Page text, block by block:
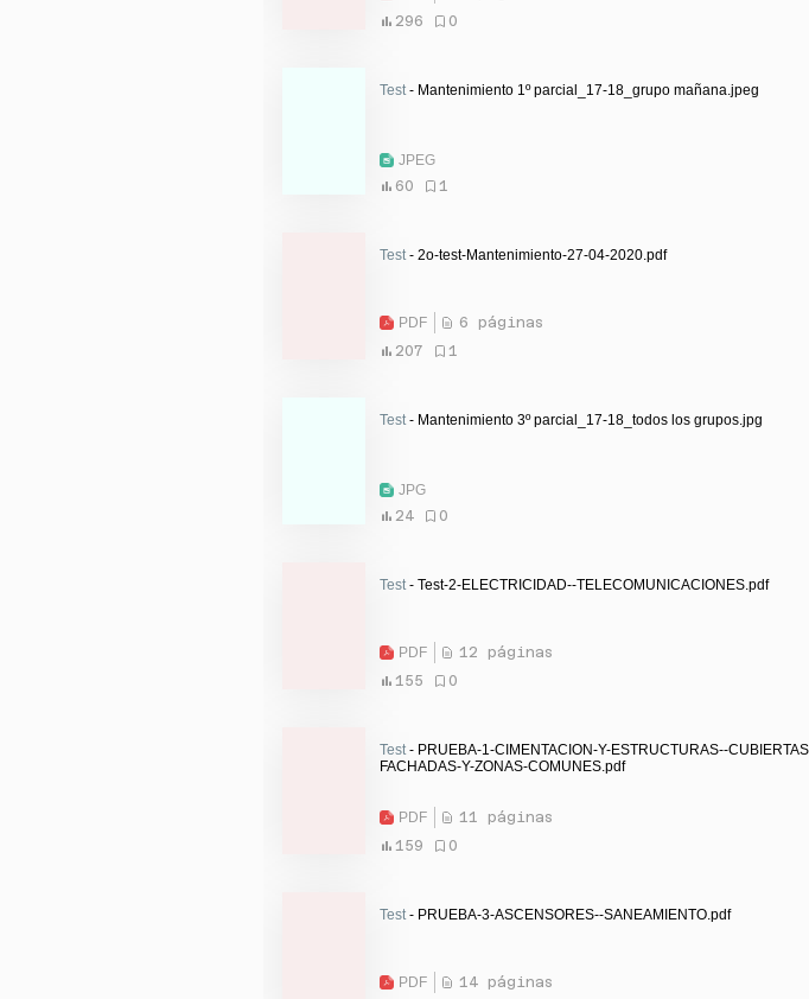
296
0
Test - Mantenimiento 1º parcial_17-18_grupo mañana.jpeg
JPEG
60
1
Test - 2o-test-Mantenimiento-27-04-2020.pdf
PDF
6 páginas
207
1
Test - Mantenimiento 3º parcial_17-18_todos los grupos.jpg
JPG
24
0
Test - Test-2-ELECTRICIDAD--TELECOMUNICACIONES.pdf
PDF
12 páginas
155
0
Test - PRUEBA-1-CIMENTACION-Y-ESTRUCTURAS--
FACHADAS-Y-ZONAS-COMUNES.pdf
PDF
11 páginas
159
0
Test - PRUEBA-3-ASCENSORES--SANEAMIENTO.pdf
PDF
14 páginas